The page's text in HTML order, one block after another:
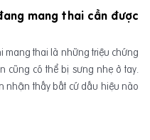
mang thai cần được
mang thai là những triệu chứng
cũng có thể bị sưng nhẹ ở tay.
nhận thấy bất cứ dấu hiệu nào